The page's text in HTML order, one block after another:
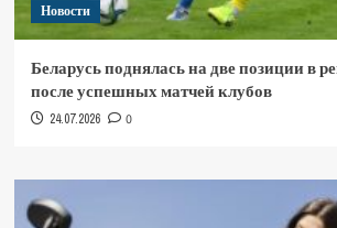
Новости
Беларусь поднялась на две позиции в
после успешных матчей клубов
24.07.2026 0